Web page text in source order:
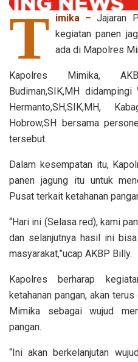
T imika – Jajaran
kegiatan panen
ada di Mapolres
Kapolres Mimika,
Budiman,SIK,MH
Hermanto,SH,SIK,MH,
Hobrow,SH bersama
tersebut.
Dalam kesempatan itu,
panen jagung itu untuk
Pusat terkait ketahanan
“Hari ini (Selasa red), kami
dan selanjutnya hasil ini
masyarakat,”ucap AKBP Billy.
Kapolres berharap
ketahanan pangan, akan
Mimika sebagai wujud
pangan.
“Ini akan berkelanjutan